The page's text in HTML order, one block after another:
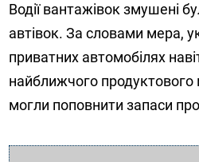
Водії вантажівок змушені
автівок. За словами мера,
приватних автомобілях
найближчого
могли поповнити запаси